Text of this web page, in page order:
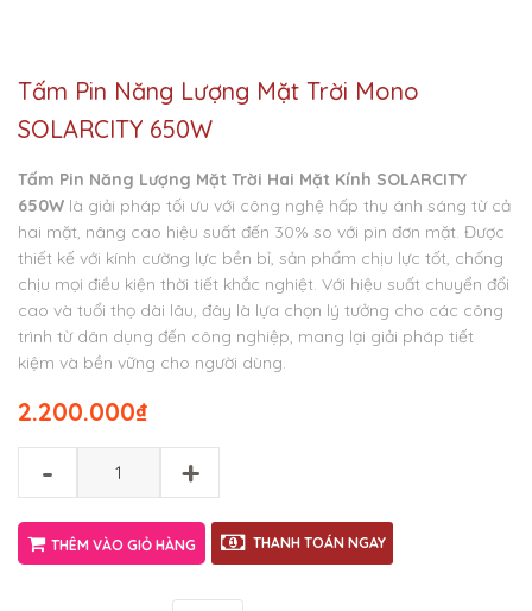
Tấm Pin Năng Lượng Mặt Trời Mono
SOLARCITY 650W
Tấm Pin Năng Lượng Mặt Trời Hai Mặt Kính SOLARCITY
650W là giải pháp tối ưu với công nghệ hấp thụ ánh sáng từ cả
hai mặt, nâng cao hiệu suất đến 30% so với pin đơn mặt. Được
thiết kế với kính cường lực bền bỉ, sản phẩm chịu lực tốt, chống
chịu mọi điều kiện thời tiết khắc nghiệt. Với hiệu suất chuyển đổi
cao và tuổi thọ dài lâu, đây là lựa chọn lý tưởng cho các công
trình từ dân dụng đến công nghiệp, mang lại giải pháp tiết
kiệm và bền vững cho người dùng.
₫
2.200.000
- +
THÊM VÀO GIỎ HÀNG THANH TOÁN NGAY